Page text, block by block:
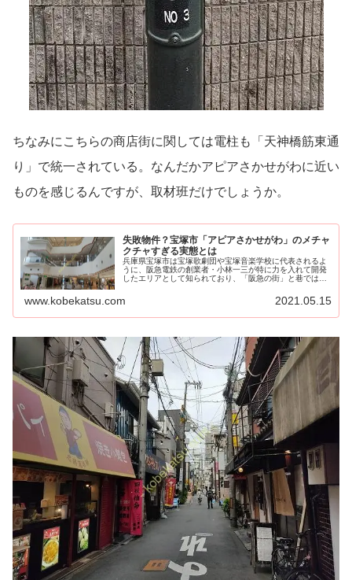
ちなみにこちらの商店街に関しては電柱も「天神橋筋東通
り」で統一されている。なんだかアピアさかせがわに近い
ものを感じるんですが、取材班だけでしょうか。
失敗物件？宝塚市「アピアさかせがわ」のメチャ
クチャすぎる実態とは
兵庫県宝塚市は宝塚歌劇団や宝塚音楽学校に代表されるよ
うに、阪急電鉄の創業者・小林一三が特に力を入れて開発
したエリアとして知られており、「阪急の街」と巷では言
www.kobekatsu.com 2021.05.15